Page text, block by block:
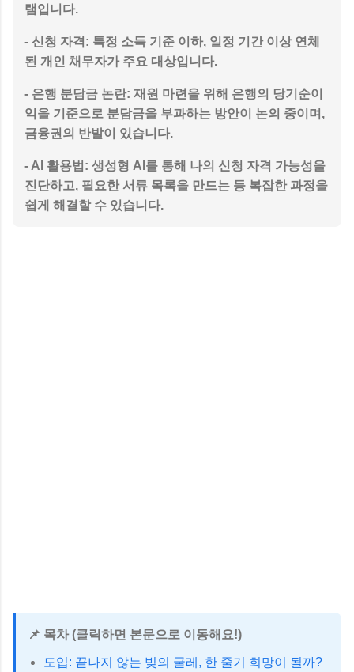
램입니다.
- 신청 자격 : 특정 소득 기준 이하, 일정 기간 이상 연체
된 개인 채무자가 주요 대상입니다.
- 은행 분담금 논란: 재원 마련을 위해 은행의 당기순이
익을 기준으로 분담금을 부과하는 방안이 논의 중이며,
금융권의 반발이 있습니다.
- AI 활용법 : 생성형 AI를 통해 나의 신청 자격 가능성을
진단하고, 필요한 서류 목록을 만드는 등 복잡한 과정을
쉽게 해결할 수 있습니다.
📌 목차 (클릭하면 본문으로 이동해요!)
도입: 끝나지 않는 빚의 굴레, 한 줄기 희망이 될까?